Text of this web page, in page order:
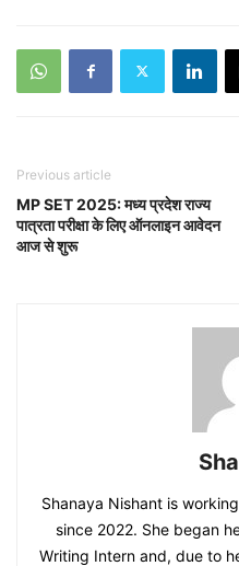
Previous article
MP SET 2025: मध्य प्रदेश राज्य
पात्रता परीक्षा के लिए ऑनलाइन आवेदन
आज से शुरू
Shanaya Nishant is
since 2022. She began
Writing Intern and, due to